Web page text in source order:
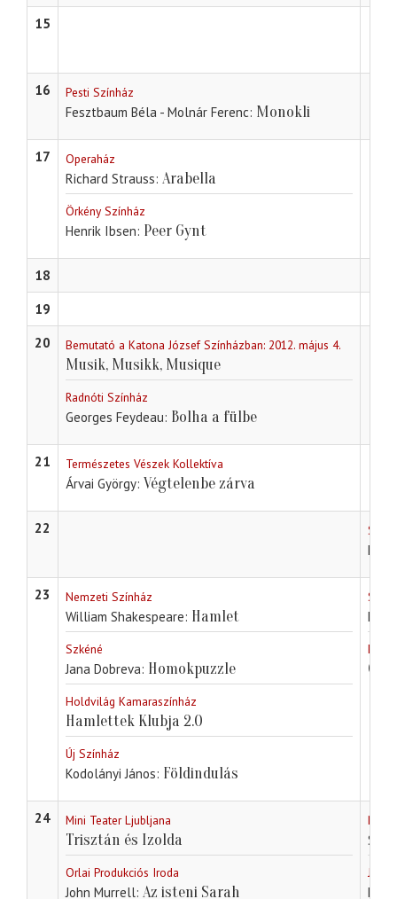
15
16 Pesti Színház
Fesztbaum Béla - Molnár Ferenc Monokli
17 Operaház
Richard Strauss Arabella
Örkény Színház
Henrik Ibsen Peer Gynt
18
19
20
Bemutató a Katona József Színházban: 2012. május 4.
Musik, Musikk, Musique
Radnóti Színház
Georges Feydeau Bolha a fülbe
21 Természetes Vészek Kollektíva
Árvai György Végtelenbe zárva
22
23 Nemzeti Színház
William Shakespeare Hamlet
Szkéné
Jana Dobreva Homokpuzzle
Holdvilág Kamaraszínház
Hamlettek Klubja 2.0
Új Színház
Kodolányi János Földindulás
Egri
24 Mini Teater Ljubljana
Trisztán és Izolda
Orlai Produkciós Iroda
John Murrell Az isteni Sarah